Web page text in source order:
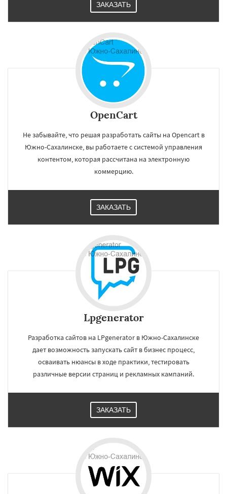
ЗАКАЗАТЬ
OpenCart
Не забывайте, что решая разработать сайты на Opencart в
Южно-Сахалинске, вы работаете с системой управления
контентом, которая рассчитана на электронную
коммерцию.
ЗАКАЗАТЬ
Lpgenerator
Разработка сайтов на LPgenerator в Южно-Сахалинске
дает возможность запускать сайт в бизнес процесс,
осваивать нюансы в ходе практики, тестировать
различные версии страниц и рекламных кампаний.
ЗАКАЗАТЬ